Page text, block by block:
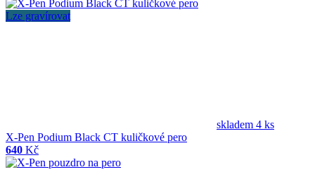
Lze gravírovat
skladem 4 ks
X-Pen Podium Black CT kuličkové pero
640 Kč